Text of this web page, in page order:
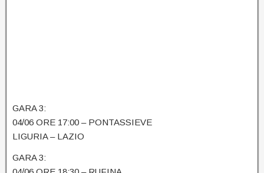
GARA 3:
04/06 ORE 17:00 – PONTASSIEVE
LIGURIA – LAZIO
GARA 3: